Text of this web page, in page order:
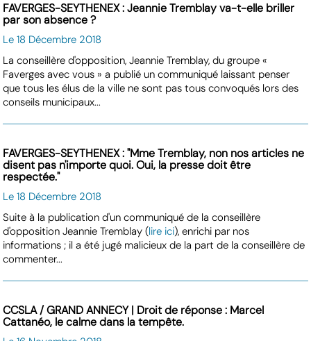
FAVERGES-SEYTHENEX : Jeannie Tremblay va-t-elle briller
par son absence ?
Le 18 Décembre 2018
La conseillère d'opposition, Jeannie Tremblay, du groupe «
Faverges avec vous » a publié un communiqué laissant penser
que tous les élus de la ville ne sont pas tous convoqués lors des
conseils municipaux...
FAVERGES-SEYTHENEX : "Mme Tremblay, non nos articles ne
disent pas n'importe quoi. Oui, la presse doit être
respectée."
Le 18 Décembre 2018
Suite à la publication d'un communiqué de la conseillère
d'opposition Jeannie Tremblay (lire ici), enrichi par nos
informations ; il a été jugé malicieux de la part de la conseillère de
commenter...
CCSLA / GRAND ANNECY | Droit de réponse : Marcel
Cattanéo, le calme dans la tempête.